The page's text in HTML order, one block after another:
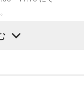
ァイターズ （ベル
たここ大阪。そんな